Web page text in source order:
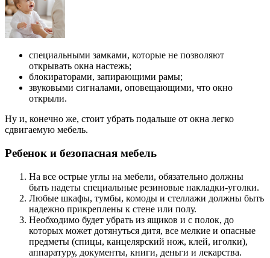
специальными замками, которые не позволяют
открывать окна настежь;
блокираторами, запирающими рамы;
звуковыми сигналами, оповещающими, что окно
открыли.
Ну и, конечно же, стоит убрать подальше от окна легко
сдвигаемую мебель.
Ребенок и безопасная мебель
На все острые углы на мебели, обязательно должны
быть надеты специальные резиновые накладки-уголки.
Любые шкафы, тумбы, комоды и стеллажи должны быть
надежно прикреплены к стене или полу.
Необходимо будет убрать из ящиков и с полок, до
которых может дотянуться дитя, все мелкие и опасные
предметы (спицы, канцелярский нож, клей, иголки),
аппаратуру, документы, книги, деньги и лекарства.